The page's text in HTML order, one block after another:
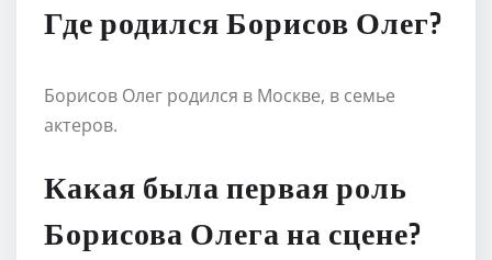
Где родился Борисов Олег?
Борисов Олег родился в Москве, в семье
актеров.
Какая была первая роль
Борисова Олега на сцене?